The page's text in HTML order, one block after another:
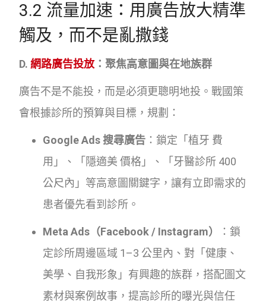
3.2 流量加速：用廣告放大精準
觸及，而不是亂撒錢
D.網路廣告投放 ：聚焦高意圖與在地族群
廣告不是不能投，而是必須更聰明地投。戰國策
會根據診所的預算與目標，規劃：
Google Ads 搜尋廣告 ：鎖定「植牙 費
用」、「隱適美 價格」、「牙醫診所 400
公尺內」等高意圖關鍵字，讓有立即需求的
患者優先看到診所。
Meta Ads（Facebook / Instagram）
：鎖
定診所周邊區域 1–3 公里內、對「健康、
美學、自我形象」有興趣的族群，搭配圖文
素材與案例故事，提高診所的曝光與信任